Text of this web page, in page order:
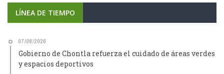
LÍNEA DE TIEMPO
07/08/2026
Gobierno de Chontla refuerza el cuidado de áreas verdes
y espacios deportivos